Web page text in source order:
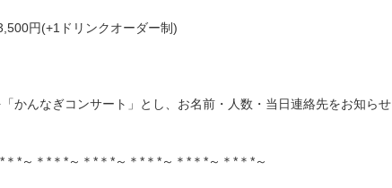
円(+1ドリンクオーダー制)
かんなぎコンサート」とし、お名前・人数・当日連絡先をお知らせ
*～＊*＊*～＊*＊*～＊*＊*～＊*＊*～＊*＊*～